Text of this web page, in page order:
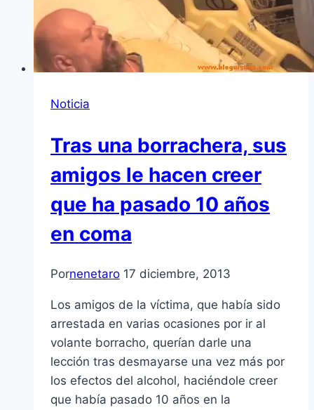
Noticia
Tras una borrachera, sus
amigos le hacen creer
que ha pasado 10 años
en coma
Pornenetaro 17 diciembre, 2013
Los amigos de la víctima, que había sido
arrestada en varias ocasiones por ir al
volante borracho, querían darle una
lección tras desmayarse una vez más por
los efectos del alcohol, haciéndole creer
que había pasado 10 años en la